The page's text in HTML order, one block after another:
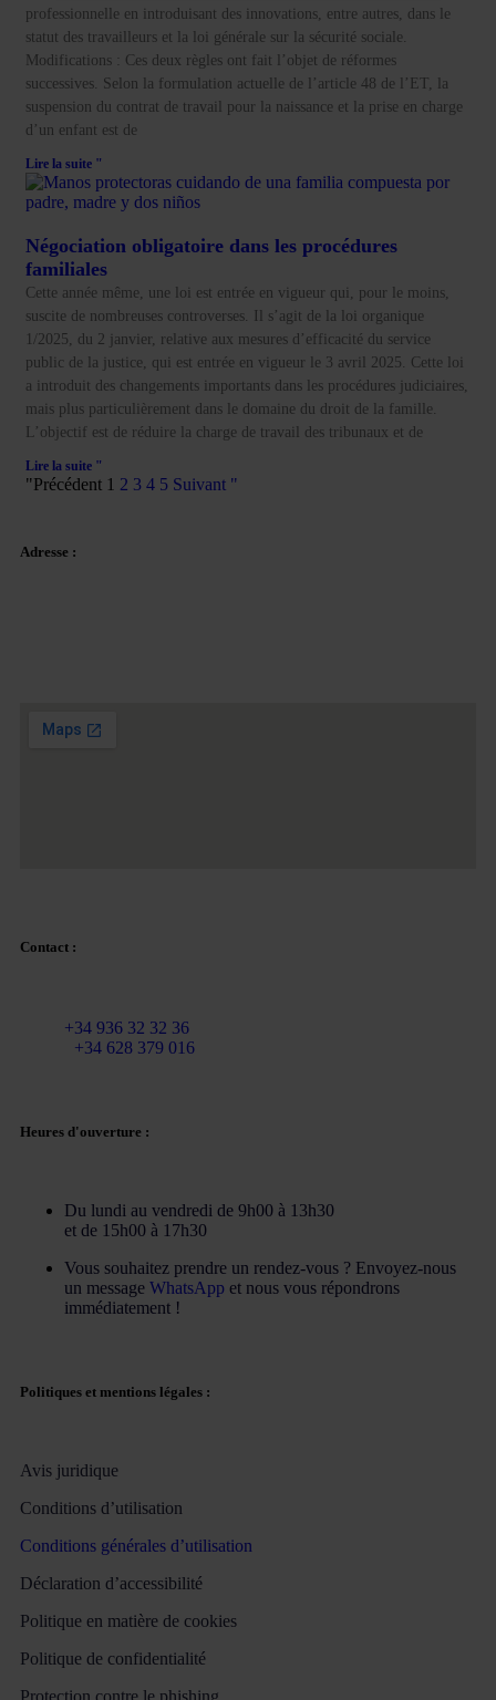
professionnelle en introduisant des innovations, entre autres, dans le
statut des travailleurs et la loi générale sur la sécurité sociale.
Modifications : Ces deux règles ont fait l’objet de réformes
successives. Selon la formulation actuelle de l’article 48 de l’ET, la
suspension du contrat de travail pour la naissance et la prise en charge
d’un enfant est de
Lire la suite "
Négociation obligatoire dans les procédures
familiales
Cette année même, une loi est entrée en vigueur qui, pour le moins,
suscite de nombreuses controverses. Il s’agit de la loi organique
1/2025, du 2 janvier, relative aux mesures d’efficacité du service
public de la justice, qui est entrée en vigueur le 3 avril 2025. Cette loi
a introduit des changements importants dans les procédures judiciaires,
mais plus particulièrement dans le domaine du droit de la famille.
L’objectif est de réduire la charge de travail des tribunaux et de
Lire la suite "
"Précédent 1 2 3 4 5 Suivant "
Adresse :
Contact :
+34 936 32 32 36
+34 628 379 016
Heures d'ouverture :
Du lundi au vendredi de 9h00 à 13h30
et de 15h00 à 17h30
Vous souhaitez prendre un rendez-vous ? Envoyez-nous
un message WhatsApp et nous vous répondrons
immédiatement !
Politiques et mentions légales :
Avis juridique
Conditions d’utilisation
Conditions générales d’utilisation
Déclaration d’accessibilité
Politique en matière de cookies
Politique de confidentialité
Protection contre le phishing